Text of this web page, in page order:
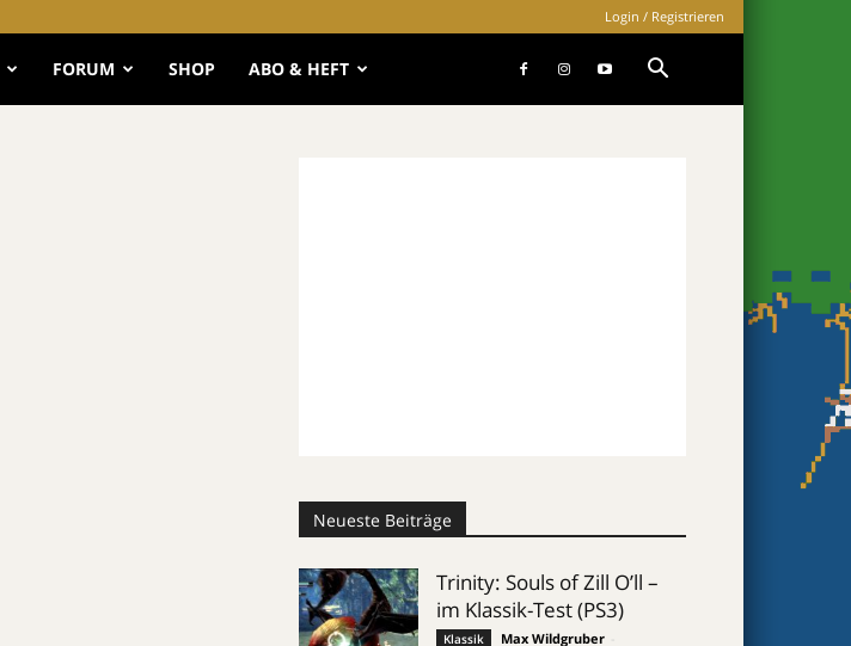
Login / Registrieren
FORUM SHOP ABO & HEFT
Neueste Beiträge
Trinity: Souls of Zill O’ll –
im Klassik-Test (PS3)
Klassik Max Wildgruber